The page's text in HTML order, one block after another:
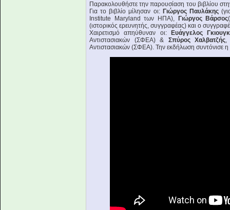
Παρακολουθήστε την παρουσίαση του βιβλίου
Για το βιβλίο μίλησαν οι: Γιώργος Παυλάκης
Institute Maryland των ΗΠΑ),
Γιώργος Βάρσος
(ιστορικός ερευνητής, συγγραφέας) και ο
Χαιρετισμό απηύθυναν οι:
Ευάγγελος
Αντιστασιακών (ΣΦΕΑ) & Σπύρος Χαλβατζής,
Αντιστασιακών (ΣΦΕΑ). Την εκδήλωση συντόνισε